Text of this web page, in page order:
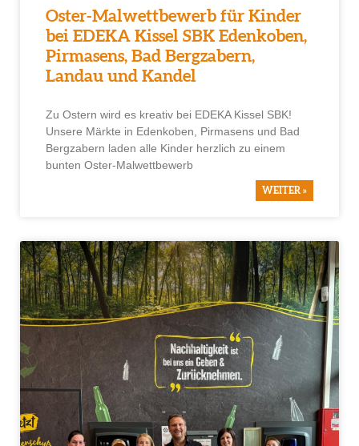
Oster-Malwettbewerb für Kinder
bei EDEKA Kissel SBK Edenkoben,
Pirmasens, Bad Bergzabern,
Landau und Kandel
Zu Ostern wird es kreativ bei EDEKA Kissel SBK!
Unsere Märkte in Edenkoben, Pirmasens und Bad
Bergzabern laden alle Kinder herzlich zu einem
bunten Oster-Malwettbewerb
WEITER »